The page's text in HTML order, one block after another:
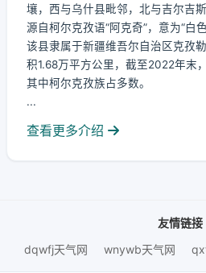
壤，西与乌什县毗邻，北与吉尔吉
源自柯尔克孜语“阿克奇”，意为“白色
该县隶属于新疆维吾尔自治区克孜
积1.68万平方公里，截至2022年末
其中柯尔克孜族占多数。
...
查看更多介绍
友情链接
dqwfj天气网
wnywb天气网